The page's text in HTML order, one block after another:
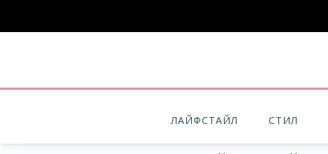
ЛАЙФСТАЙЛ СТИЛ